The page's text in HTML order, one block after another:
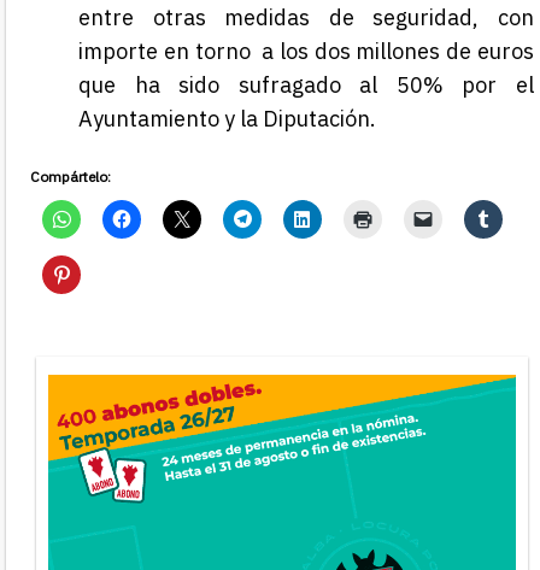
entre otras medidas de seguridad, con
importe en torno a los dos millones de euros
que ha sido sufragado al 50% por el
Ayuntamiento y la Diputación.
Compártelo: